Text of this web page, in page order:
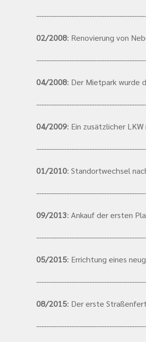
02/2008: Renovierung von
04/2008: Der Mietpark wurde
04/2009: Ein zusätzlicher
01/2010: Standortwechsel
09/2013: Ankauf der ersten
05/2015: Errichtung eines
08/2015: Der erste